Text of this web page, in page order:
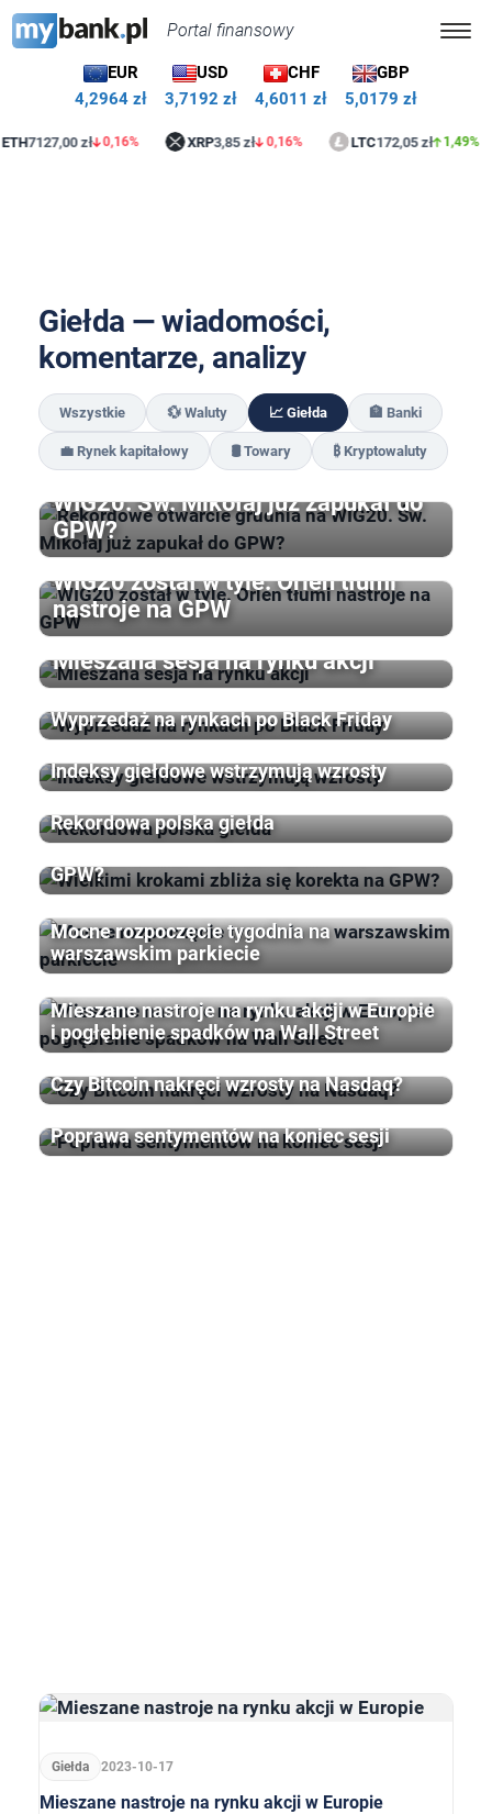
Portal finansowy
EUR
4,2964 zł
USD
3,7192 zł
CHF
4,6011 zł
GBP
5,0179 zł
7127,00 zł 0,16% XRP3,85 zł 0,16% LTC172,05 zł 1,49%
Giełda — wiadomości,
komentarze, analizy
Wszystkie 💱 Waluty 📈 Giełda 🏦 Banki
💼 Rynek kapitałowy 🛢️ Towary ₿ Kryptowaluty
Rekordowe otwarcie grudnia na
WIG20. Św. Mikołaj już zapukał do
GPW?
WIG20 został w tyle. Orlen tłumi
nastroje na GPW
Mieszana sesja na rynku akcji
Wyprzedaż na rynkach po Black Friday
Indeksy giełdowe wstrzymują wzrosty
Rekordowa polska giełda
GPW?
Mocne rozpoczęcie tygodnia na
warszawskim parkiecie
Mieszane nastroje na rynku akcji w Europie
i pogłębienie spadków na Wall Street
Czy Bitcoin nakręci wzrosty na Nasdaq?
Poprawa sentymentów na koniec sesji
Giełda 2023-10-17
Mieszane nastroje na rynku akcji w Europie